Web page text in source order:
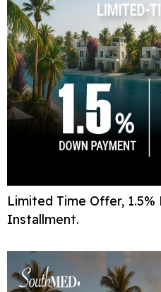
Limited Time Offer, 1.5%
Installment.